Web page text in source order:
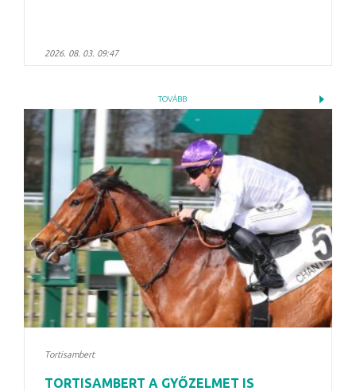
2026. 08. 03. 09:47
TOVÁBB
Tortisambert
TORTISAMBERT A GYŐZELMET IS